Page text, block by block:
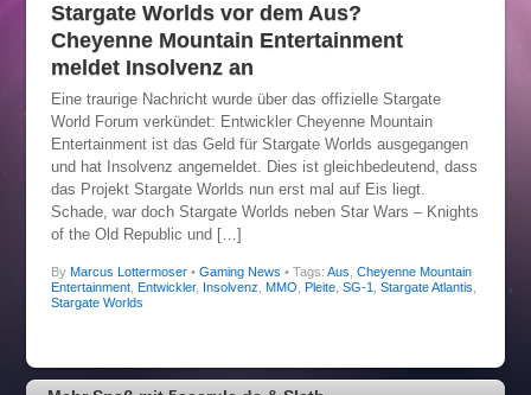
Stargate Worlds vor dem Aus?
Cheyenne Mountain Entertainment
meldet Insolvenz an
Eine traurige Nachricht wurde über das offizielle Stargate
World Forum verkündet: Entwickler Cheyenne Mountain
Entertainment ist das Geld für Stargate Worlds ausgegangen
und hat Insolvenz angemeldet. Dies ist gleichbedeutend, dass
das Projekt Stargate Worlds nun erst mal auf Eis liegt.
Schade, war doch Stargate Worlds neben Star Wars – Knights
of the Old Republic und […]
By Marcus Lottermoser• Gaming News • Tags: Aus Cheyenne Mountain
Entertainment, Entwickler, Insolvenz MMO Pleite, SG-1 Stargate Atlantis
Stargate Worlds